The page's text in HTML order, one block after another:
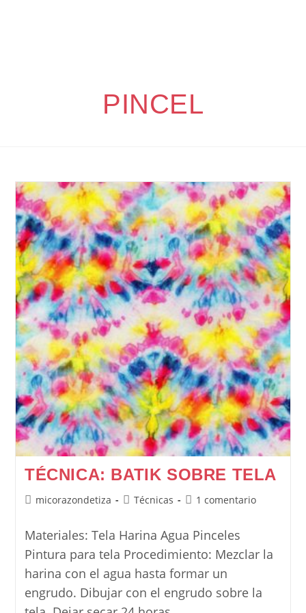
PINCEL
TÉCNICA: BATIK SOBRE TELA
Autor
la
entrada:
micorazondetiza
Categoría
la
entrada:
Técnicas
Comentarios
entrada:
1 comentario
Materiales: Tela Harina Agua Pinceles
Pintura para tela Procedimiento: Mezclar la
harina con el agua hasta formar un
engrudo. Dibujar con el engrudo sobre la